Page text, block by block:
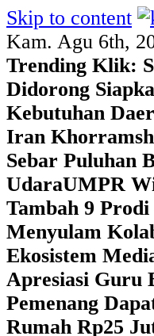
Skip to content
Kam. Agu 6th,
Trending Klik:
Didorong
Kebutuhan
Iran
Sebar Puluhan
UdaraUMPR
Tambah 9
Menyulam
Ekosistem
Apresiasi Guru
Pemenang
Rumah Rp25